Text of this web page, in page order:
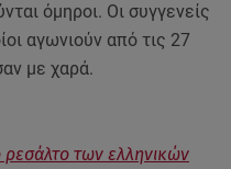
όμηροι. Οι συγγενείς
αγωνιούν από τις 27
με χαρά.
ρεσάλτο των ελληνικών